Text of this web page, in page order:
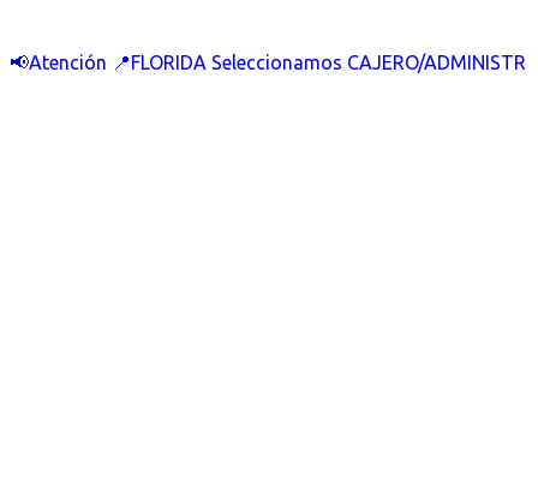
📢Atención 📍FLORIDA Seleccionamos CAJERO/ADMINISTR